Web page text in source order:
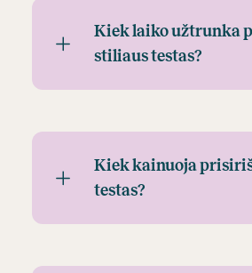
Kiek laiko užtrunka
stiliaus testas?
Kiek kainuoja
testas?